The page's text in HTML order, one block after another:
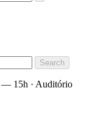
Search
— 15h · Auditório